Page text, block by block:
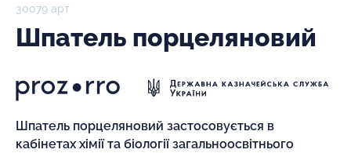
30079 арт
Шпатель порцеляновий
Шпатель порцеляновий застосовується в
кабінетах хімії та біології загальноосвітнього